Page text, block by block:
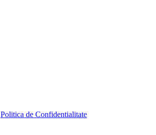
Politica de Confidentialitate